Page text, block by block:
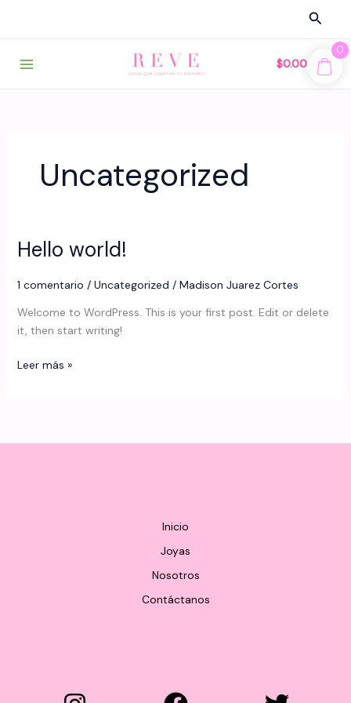
Buscar
$0.00
Uncategorized
Hello world!
1 comentario / Uncategorized / Madison Juarez Cortes
Welcome to WordPress. This is your first post. Edit or delete
it, then start writing!
Hello
Leer más »
Inicio
Joyas
Nosotros
Contáctanos
0